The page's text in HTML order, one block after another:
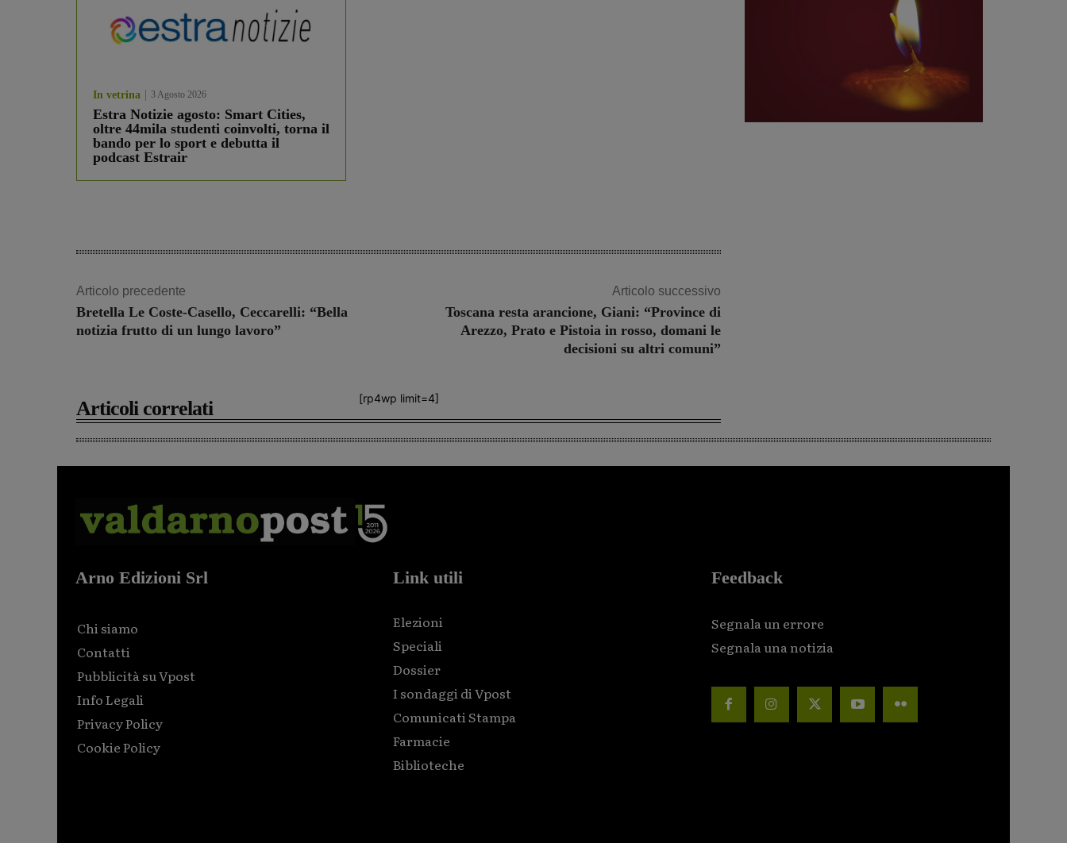
In vetrina 3 Agosto 2026
Estra Notizie agosto: Smart Cities,
oltre 44mila studenti coinvolti, torna il
bando per lo sport e debutta il
podcast Estrair
Articolo precedente
Bretella Le Coste-Casello, Ceccarelli: “Bella
notizia frutto di un lungo lavoro”
Articolo successivo
Toscana resta arancione, Giani: “Province di
Arezzo, Prato e Pistoia in rosso, domani le
decisioni su altri comuni”
[rp4wp limit=4]
Articoli correlati
Arno Edizioni Srl
Chi siamo
Contatti
Pubblicità su Vpost
Info Legali
Privacy Policy
Cookie Policy
Link utili
Elezioni
Speciali
Dossier
I sondaggi di Vpost
Comunicati Stampa
Farmacie
Biblioteche
Feedback
Segnala un errore
Segnala una notizia